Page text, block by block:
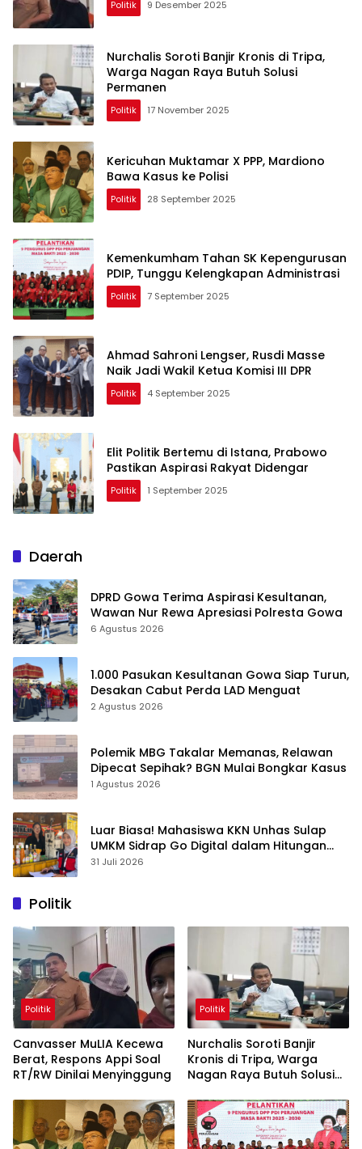
Politik 9 Desember 2025
Nurchalis Soroti Banjir Kronis di Tripa,
Warga Nagan Raya Butuh Solusi
Permanen
Politik 17 November 2025
Kericuhan Muktamar X PPP, Mardiono
Bawa Kasus ke Polisi
Politik 28 September 2025
Kemenkumham Tahan SK Kepengurusan
PDIP, Tunggu Kelengkapan Administrasi
Politik 7 September 2025
Ahmad Sahroni Lengser, Rusdi Masse
Naik Jadi Wakil Ketua Komisi III DPR
Politik 4 September 2025
Elit Politik Bertemu di Istana, Prabowo
Pastikan Aspirasi Rakyat Didengar
Politik 1 September 2025
Daerah
DPRD Gowa Terima Aspirasi Kesultanan,
Wawan Nur Rewa Apresiasi Polresta Gowa
6 Agustus 2026
1.000 Pasukan Kesultanan Gowa Siap Turun,
Desakan Cabut Perda LAD Menguat
2 Agustus 2026
Polemik MBG Takalar Memanas, Relawan
Dipecat Sepihak? BGN Mulai Bongkar Kasus
1 Agustus 2026
Luar Biasa! Mahasiswa KKN Unhas Sulap
UMKM Sidrap Go Digital dalam Hitungan
Hari
31 Juli 2026
Politik
Politik
Canvasser MuLIA Kecewa
Berat, Respons Appi Soal
RT/RW Dinilai Menyinggung
Politik
Nurchalis Soroti Banjir
Kronis di Tripa, Warga
Nagan Raya Butuh Solusi